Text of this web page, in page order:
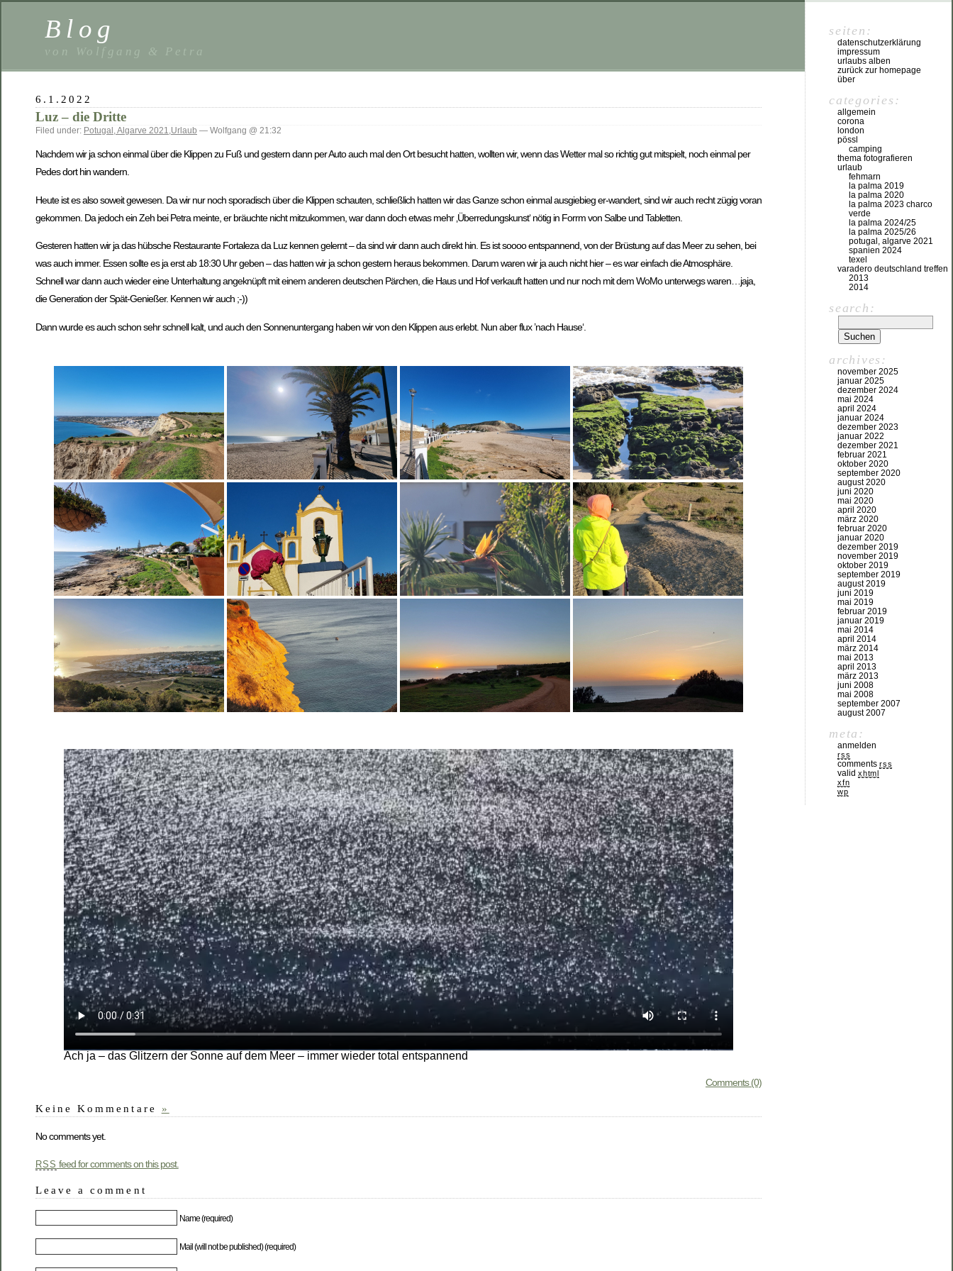
Blog
von Wolfgang & Petra
6.1.2022
Luz – die Dritte
Filed under: Potugal, Algarve 2021,Urlaub — Wolfgang @ 21:32
Nachdem wir ja schon einmal über die Klippen zu Fuß und gestern dann per Auto auch mal den Ort besucht hatten, wollten wir, wenn das Wetter mal so richtig gut mitspielt, noch einmal per
Pedes dort hin wandern.
Heute ist es also soweit gewesen. Da wir nur noch sporadisch über die Klippen schauten, schließlich hatten wir das Ganze schon einmal ausgiebieg er-wandert, sind wir auch recht zügig voran
gekommen. Da jedoch ein Zeh bei Petra meinte, er bräuchte nicht mitzukommen, war dann doch etwas mehr ‚Überredungskunst‘ nötig in Forrm von Salbe und Tabletten.
Gesteren hatten wir ja das hübsche Restaurante Fortaleza da Luz kennen gelernt – da sind wir dann auch direkt hin. Es ist soooo entspannend, von der Brüstung auf das Meer zu sehen, bei
was auch immer. Essen sollte es ja erst ab 18:30 Uhr geben – das hatten wir ja schon gestern heraus bekommen. Darum waren wir ja auch nicht hier – es war einfach die Atmosphäre.
Schnell war dann auch wieder eine Unterhaltung angeknüpft mit einem anderen deutschen Pärchen, die Haus und Hof verkauft hatten und nur noch mit dem WoMo unterwegs waren…jaja,
die Generation der Spät-Genießer. Kennen wir auch ;-))
Dann wurde es auch schon sehr schnell kalt, und auch den Sonnenuntergang haben wir von den Klippen aus erlebt. Nun aber flux ’nach Hause‘.
Ach ja – das Glitzern der Sonne auf dem Meer – immer wieder total entspannend
Comments (0)
Keine Kommentare »
No comments yet.
RSS feed for comments on this post.
Leave a comment
Name (required)
Mail (will not be published) (required)
seiten:
datenschutzerklärung
impressum
urlaubs alben
zurück zur homepage
über
categories:
allgemein
corona
london
pössl
camping
thema fotografieren
urlaub
fehmarn
la palma 2019
la palma 2020
la palma 2023 charco
verde
la palma 2024/25
la palma 2025/26
potugal, algarve 2021
spanien 2024
texel
varadero deutschland treffen
2013
2014
search:
archives:
november 2025
januar 2025
dezember 2024
mai 2024
april 2024
januar 2024
dezember 2023
januar 2022
dezember 2021
februar 2021
oktober 2020
september 2020
august 2020
juni 2020
mai 2020
april 2020
märz 2020
februar 2020
januar 2020
dezember 2019
november 2019
oktober 2019
september 2019
august 2019
juni 2019
mai 2019
februar 2019
januar 2019
mai 2014
april 2014
märz 2014
mai 2013
april 2013
märz 2013
juni 2008
mai 2008
september 2007
august 2007
meta:
anmelden
rss
comments rss
valid xhtml
xfn
wp